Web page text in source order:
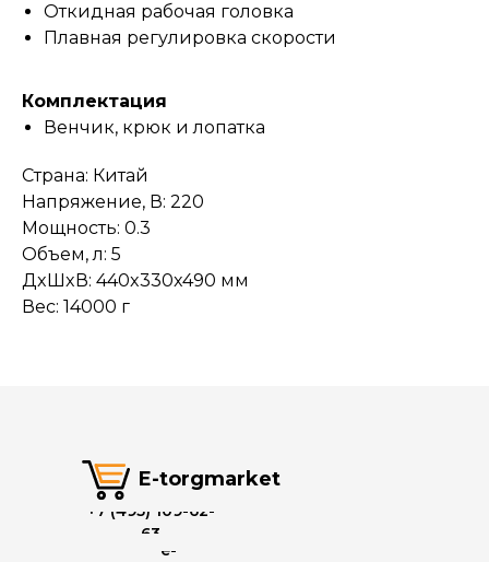
Откидная рабочая головка
Плавная регулировка скорости
Комплектация
Венчик, крюк и лопатка
Страна: Китай
Напряжение, В: 220
Мощность: 0.3
Объем, л: 5
ДxШxВ: 440x330x490 мм
Вес: 14000 г
E-torgmarket
+7 (495) 109-62-
63
e-